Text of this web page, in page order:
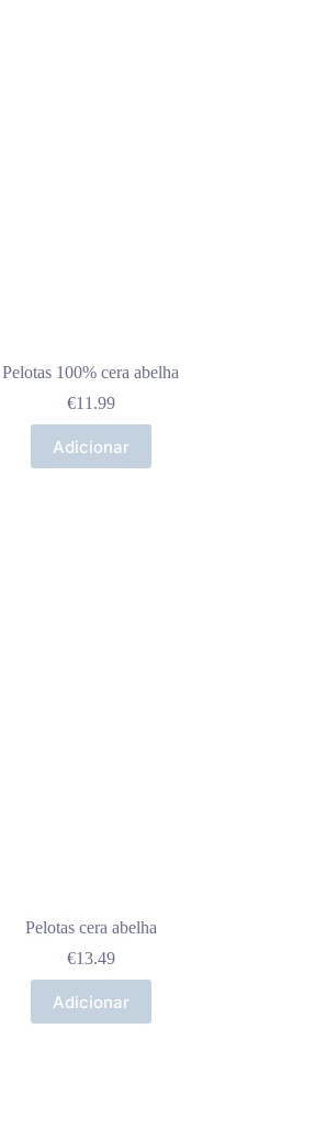
Pelotas 100% cera abelha
€11.99
Adicionar
Pelotas cera abelha
€13.49
Adicionar